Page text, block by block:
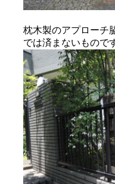
枕木製のアプローチ
では済まないもので